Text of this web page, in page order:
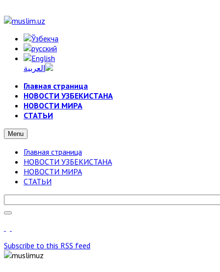
Главная страница
НОВОСТИ УЗБЕКИСТАНА
НОВОСТИ МИРА
СТАТЬИ
Menu
Главная страница
НОВОСТИ УЗБЕКИСТАНА
НОВОСТИ МИРА
СТАТЬИ
Subscribe to this RSS feed